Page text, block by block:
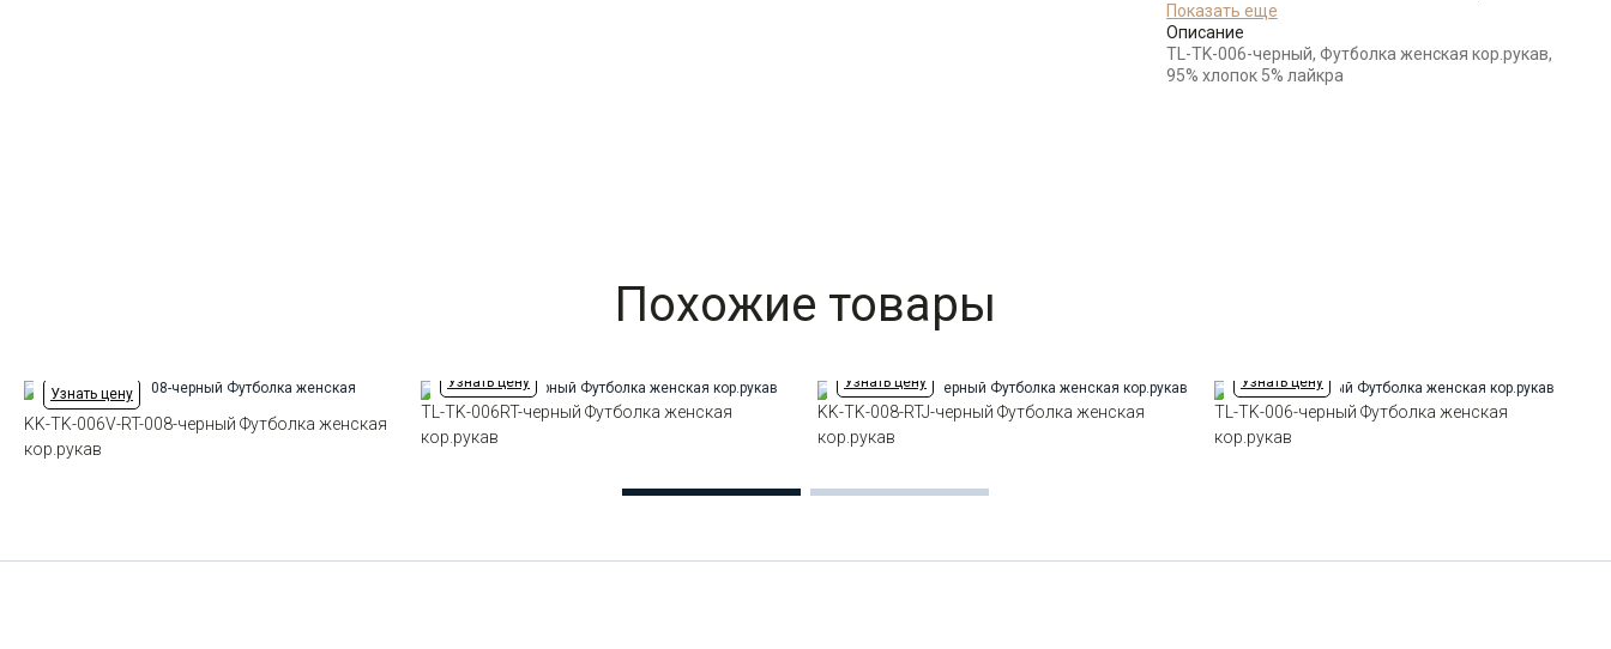
сырья
Бренд
T-lab (Россия)
Модель
Полуприлегающая
Показать еще
Описание
TL-TK-006-черный, Футболка женская кор.рукав,
95% хлопок 5% лайкра
Похожие товары
Узнать цену
KK-TK-006V-RT-008-черный Футболка женская
кор.рукав
Узнать цену
TL-TK-006RT-черный Футболка женская
кор.рукав
Узнать цену
KK-TK-008-RTJ-черный Футболка женская
кор.рукав
Узнать цену
TL-TK-006-черный Футболка женская
кор.рукав